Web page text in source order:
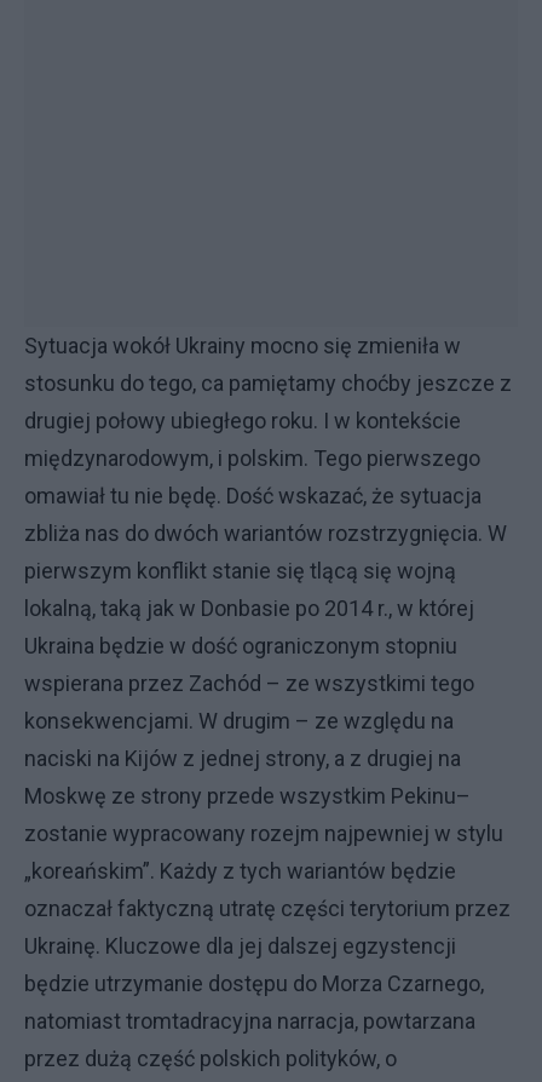
Sytuacja wokół Ukrainy mocno się zmieniła w
stosunku do tego, ca pamiętamy choćby jeszcze z
drugiej połowy ubiegłego roku. I w kontekście
międzynarodowym, i polskim. Tego pierwszego
omawiał tu nie będę. Dość wskazać, że sytuacja
zbliża nas do dwóch wariantów rozstrzygnięcia. W
pierwszym konflikt stanie się tlącą się wojną
lokalną, taką jak w Donbasie po 2014 r., w której
Ukraina będzie w dość ograniczonym stopniu
wspierana przez Zachód – ze wszystkimi tego
konsekwencjami. W drugim – ze względu na
naciski na Kijów z jednej strony, a z drugiej na
Moskwę ze strony przede wszystkim Pekinu–
zostanie wypracowany rozejm najpewniej w stylu
„koreańskim”. Każdy z tych wariantów będzie
oznaczał faktyczną utratę części terytorium przez
Ukrainę. Kluczowe dla jej dalszej egzystencji
będzie utrzymanie dostępu do Morza Czarnego,
natomiast tromtadracyjna narracja, powtarzana
przez dużą część polskich polityków, o